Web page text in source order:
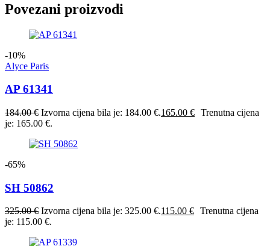
Povezani proizvodi
-10%
Alyce Paris
AP 61341
184.00€ Izvorna cijena bila je: 184.00 €.165.00 € Trenutna cijena
je: 165.00 €.
-65%
SH 50862
325.00€ Izvorna cijena bila je: 325.00 €.115.00 € Trenutna cijena
je: 115.00 €.